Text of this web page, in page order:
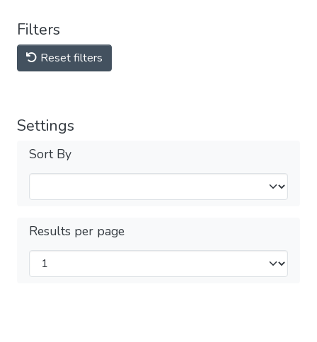
Filters
Reset filters
Settings
Sort By
Results per page